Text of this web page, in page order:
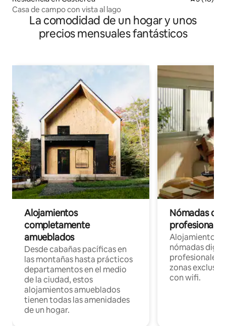
Casa de campo con vista al lago
La comodidad de un hogar y unos
precios mensuales fantásticos
Alojamientos
completamente
amueblados
Desde cabañas pacíficas en
las montañas hasta prácticos
departamentos en el medio
de la ciudad, estos
alojamientos amueblados
tienen todas las amenidades
de un hogar.
Nómadas
Alojamientos
nómadas
profesionales
zonas
con wifi.